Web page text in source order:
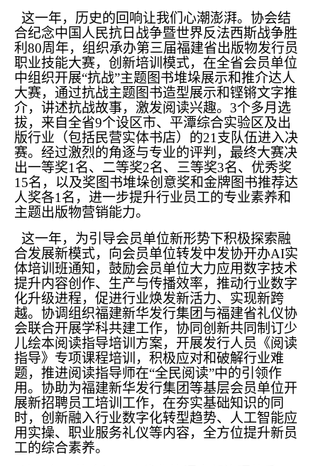
这一年，历史的回响让我们心潮澎湃。协会结
合纪念中国人民抗日战争暨世界反法西斯战争胜
利80周年，组织承办第三届福建省出版物发行员
职业技能大赛，创新培训模式，在全省会员单位
中组织开展“抗战”主题图书堆垛展示和推介达人
大赛，通过抗战主题图书造型展示和铿锵文字推
介，讲述抗战故事，激发阅读兴趣。3个多月选
拔，来自全省9个设区市、平潭综合实验区及出
版行业（包括民营实体书店）的21支队伍进入决
赛。经过激烈的角逐与专业的评判，最终大赛决
出一等奖1名、二等奖2名、三等奖3名、优秀奖
15名，以及奖图书堆垛创意奖和金牌图书推荐达
人奖各1名，进一步提升行业员工的专业素养和
主题出版物营销能力。
这一年，为引导会员单位新形势下积极探索融
合发展新模式，向会员单位转发中发协开办AI实
体培训班通知，鼓励会员单位大力应用数字技术
提升内容创作、生产与传播效率，推动行业数字
化升级进程，促进行业焕发新活力、实现新跨
越。协调组织福建新华发行集团与福建省礼仪协
会联合开展学科共建工作，协同创新共同制订少
儿绘本阅读指导培训方案，开展发行人员《阅读
指导》专项课程培训，积极应对和破解行业难
题，推进阅读指导师在“全民阅读”中的引领作
用。协助为福建新华发行集团等基层会员单位开
展新招聘员工培训工作，在夯实基础知识的同
时，创新融入行业数字化转型趋势、人工智能应
用实操、职业服务礼仪等内容，全方位提升新员
工的综合素养。